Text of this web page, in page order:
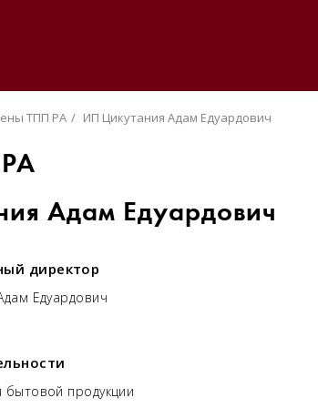
ТПП РА ИП Цикутания Адам Едуардович
Адам Едуардович
директор
Едуардович
бытовой продукции